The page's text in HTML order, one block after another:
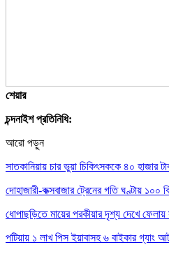
শেয়ার
চন্দনাইশ প্রতিনিধি:
আরো পড়ুন
সাতকানিয়ায় চার ভুয়া চিকিৎসককে ৪০ হাজার
দোহাজারী-কক্সবাজার ট্রেনের গতি ঘণ্টায় ১০০
ধোপাছড়িতে মায়ের পরকীয়ার দৃশ্য দেখে
পটিয়ায় ১ লাখ পিস ইয়াবাসহ ৬ বাইকার গ্যাং